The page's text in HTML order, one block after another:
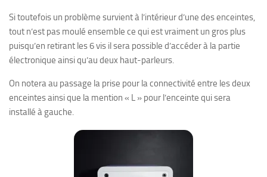
Si toutefois un problème survient à l’intérieur d’une des enceintes,
tout n’est pas moulé ensemble ce qui est vraiment un gros plus
puisqu’en retirant les 6 vis il sera possible d’accéder à la partie
électronique ainsi qu’au deux haut-parleurs.
On notera au passage la prise pour la connectivité entre les deux
enceintes ainsi que la mention « L » pour l’enceinte qui sera
installé à gauche.